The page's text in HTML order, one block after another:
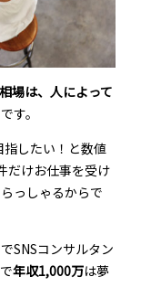
場は、人によって
す。
したい！と数値
だけお仕事を受け
っしゃるからで
SNSコンサルタン
年収1,000万は夢